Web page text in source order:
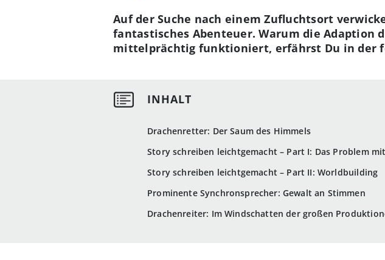
Drachenretter: Der Saum des Himmels
Story schreiben leichtgemacht – Part I: Das Problem
Story schreiben leichtgemacht – Part II: Worldbuilding
Prominente Synchronsprecher: Gewalt an Stimmen
Drachenreiter: Im Windschatten der großen
Auf der Suche nach einem Zufluchtsort
fantastisches Abenteuer. Warum die Adaption
mittelprächtig funktioniert, erfährst Du in der